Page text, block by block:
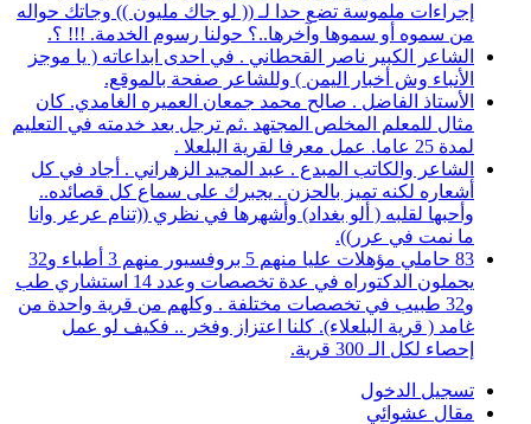
إجراءات ملموسة تضع حدا لـ (( لو جاك مليون )) وجاتك حواله
من سموه أو سموها وآخرها..؟ حولنا رسوم الخدمة. !!! ؟.
الشاعر الكبير ناصر القحطاني . في احدى ابداعاته ( يا موجز
الأنباء وش أخبار اليمن ) وللشاعر صفحة بالموقع.
الأستاذ الفاضل . صالح محمد جمعان العميره الغامدي. كان
مثال للمعلم المخلص المجتهد .ثم ترجل بعد خدمته في التعليم
لمدة 25 عاما. عمل معرفا لقرية البلعلا .
الشاعر والكاتب المبدع . عبد المجيد الزهراني . أجاد في كل
أشعاره لكنه تميز بالحزن . يجبرك على سماع كل قصائده..
وأحبها لقلبه ( ألو بغداد) وأشهرها في نظري ((تنام عرعر وانا
ما نمت في عرر)).
83 حاملي مؤهلات عليا منهم 5 بروفسيور منهم 3 أطباء و32
يحملون الدكتوراه في عدة تخصصات وعدد 14 استشاري طب
و32 طبيب في تخصصات مختلفة . وكلهم من قرية واحدة من
غامد ( قرية البلعلاء). كلنا اعتزاز وفخر .. فكيف لو عمل
إحصاء لكل الـ 300 قرية.
تسجيل الدخول
مقال عشوائي